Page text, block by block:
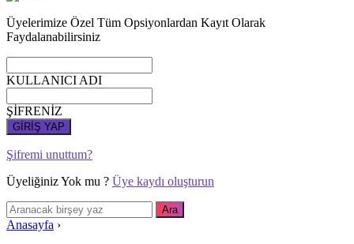
Üyelerimize Özel Tüm Opsiyonlardan Kayıt Olarak
Faydalanabilirsiniz
KULLANICI ADI
ŞİFRENİZ
GİRİŞ YAP
Şifremi unuttum?
Üyeliğiniz Yok mu ? Üye kaydı oluşturun
Anasayfa ›